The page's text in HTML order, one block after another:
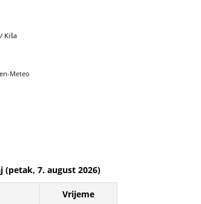
/ Kiša
Meteo
(petak, 7. august 2026)
Vrijeme